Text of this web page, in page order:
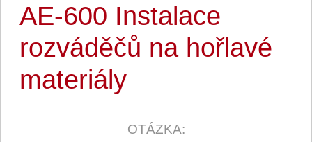
AE-600 Instalace
rozváděčů na hořlavé
materiály